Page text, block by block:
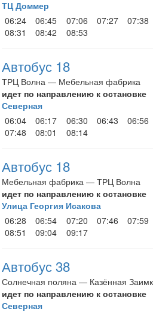
ТЦ Доммер
06:24
06:45 07:06 07:27 07:38
08:31
08:42 08:53
Автобус 18
ТРЦ Волна — Мебельная фабрика
идет по направлению к остановке
Северная
06:04
06:17 06:30 06:43 06:56
07:48
08:01 08:14
Автобус 18
Мебельная фабрика — ТРЦ Волна
идет по направлению к остановке
Улица Георгия Исакова
06:28
06:54 07:20 07:46 07:59
08:51
09:04 09:17
Автобус 38
Солнечная поляна — Казённая
идет по направлению к остановке
Северная